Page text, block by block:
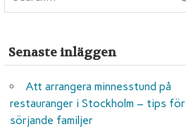
Senaste inläggen
Att arrangera minnesstund på
restauranger i Stockholm – tips för
sörjande familjer